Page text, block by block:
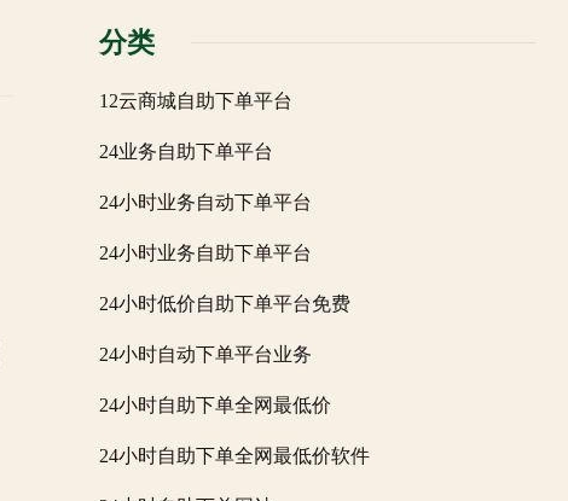
分类
12云商城自助下单平台
24业务自助下单平台
24小时业务自动下单平台
24小时业务自助下单平台
24小时低价自助下单平台免费
24小时自动下单平台业务
24小时自助下单全网最低价
24小时自助下单全网最低价软件